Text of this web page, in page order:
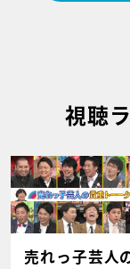
視聴
売れっ子芸人